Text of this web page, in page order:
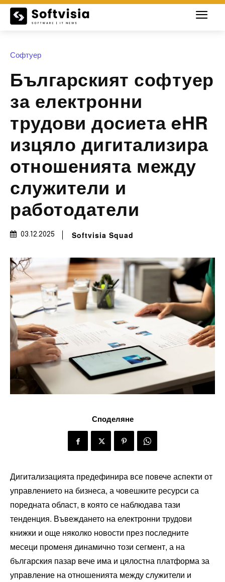
Софтуер
Българският софтуер
за електронни
трудови досиета eHR
изцяло дигитализира
отношенията между
служители и
работодатели
03.12.2025 Softvisia Squad
Споделяне
Дигитализацията предефинира все повече аспекти от
управлението на бизнеса, а човешките ресурси са
поредната област, в която се наблюдава тази
тенденция. Въвеждането на електронни трудови
книжки и още няколко новости през последните
месеци променя динамично този сегмент, а на
българския пазар вече има и цялостна платформа за
управление на отношенията между служители и